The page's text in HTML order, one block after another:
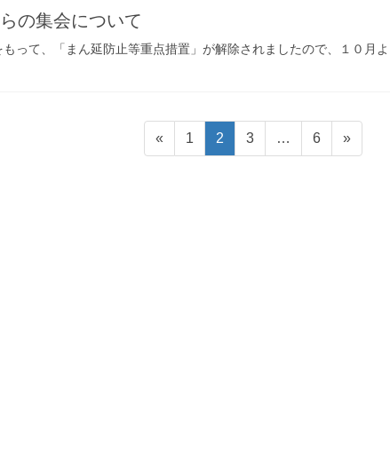
の集会について
もって、「まん延防止等重点措置」が解除されましたので、１０月
«
固
定
1
固
定
2
固
定
3 …
固
定
6 »